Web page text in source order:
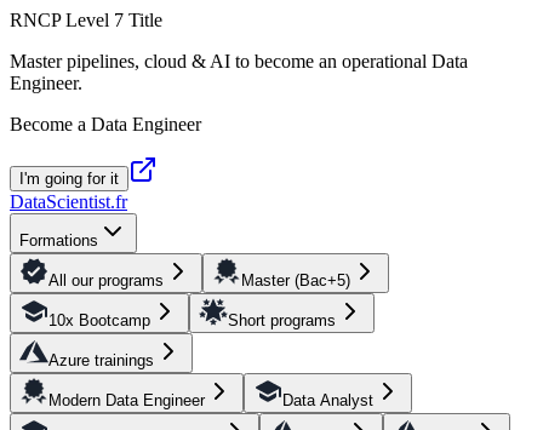
RNCP Level 7 Title
Master pipelines, cloud & AI to become an operational Data
Engineer.
Become a Data Engineer
I'm going for it
DataScientist.fr
Formations
All our programs Master (Bac+5)
10x Bootcamp Short programs
Azure trainings
Modern Data Engineer Data Analyst